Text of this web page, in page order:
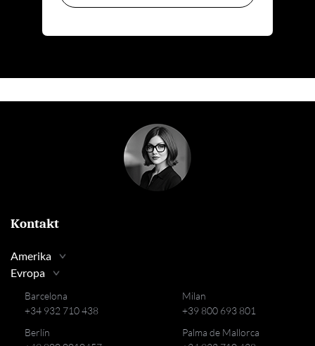
Kontakt
Amerika
Evropa
Barcelona
+34 932 710 438
Berlín
Milan
+39 800 693 801
Palma de Mallorca